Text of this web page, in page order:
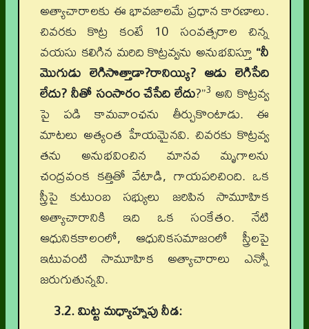
అత్యాచారాలకు ఈ భావజాలమే ప్రధాన కారణాలు.
చివరకు కొట్ర కంటే 10 సంవత్సరాల చిన్న
వయసు కలిగిన మరిది కొట్రవ్వను అనుభవిస్తూ“నీ
మొగుడు లెగిసొత్తాడా?రానియ్యి? ఆడు లెగిసేది
లేదు? నీతో సంసారం చేసేది లేదు?”3 అని కొట్రవ్వ
పై పడి కామవాంఛను తీర్చుకొంటాడు. ఈ
మాటలు అత్యంత హేయమైనవి. చివరకు కొట్రవ్వ
తను అనుభవించిన మానవ మృగాలను
చంద్రవంక కత్తితో వేటాడి, గాయపరిచింది. ఒక
స్త్రీపై కుటుంబ సభ్యులు జరిపిన సామూహిక
అత్యాచారానికి ఇది ఒక సంకేతం. నేటి
ఆధునికకాలంలో, ఆధునికసమాజంలో స్త్రీలపై
ఇటువంటి సామూహిక అత్యాచారాలు ఎన్నో
జరుగుతున్నవి.
3.2. మిట్ట మధ్యాహ్నపు నీడ: